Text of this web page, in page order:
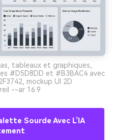
tableaux et graphiques,
#D5D8DD et #B3BAC4 avec
mockup UI 2D
--ar 16:9
Sourde Avec L’IA